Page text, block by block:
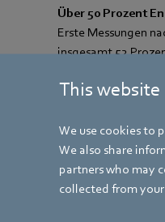
This website
We use cookies to
We also share
partners who may
collected from
Über 50 Prozent
Erste Messungen
insgesamt 52
das Sportforum